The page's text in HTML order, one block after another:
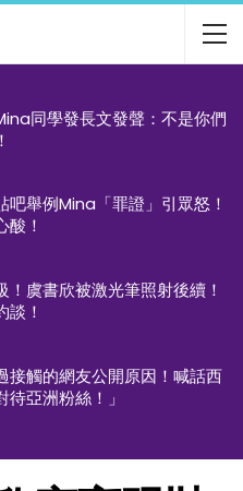
同學發長文發聲：不是你們
吧舉例Mina「罪證」引眾怒！
酸！
！虞書欣被激光筆照射後續！
談！
接觸的網友公開原因！喊話西
亞洲粉絲！」